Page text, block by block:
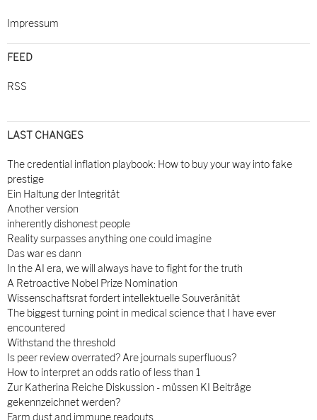
Impressum
FEED
RSS
LAST CHANGES
The credential inflation playbook: How to buy your way into fake
prestige
Ein Haltung der Integrität
Another version
inherently dishonest people
Reality surpasses anything one could imagine
Das war es dann
In the AI era, we will always have to fight for the truth
A Retroactive Nobel Prize Nomination
Wissenschaftsrat fordert intellektuelle Souveränität
The biggest turning point in medical science that I have ever
encountered
Withstand the threshold
Is peer review overrated? Are journals superfluous?
How to interpret an odds ratio of less than 1
Zur Katherina Reiche Diskussion - müssen KI Beiträge
gekennzeichnet werden?
Farm dust and immune readouts